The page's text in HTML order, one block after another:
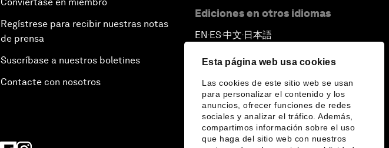
Esta página web usa cookies
Las cookies de este sitio web se usan
para personalizar el contenido y los
anuncios, ofrecer funciones de redes
sociales y analizar el tráfico. Además,
compartimos información sobre el uso
que haga del sitio web con nuestros
Regístrese para recibir nuestras notas
de prensa
Suscríbase a nuestros boletines
Contacte con nosotros
Ediciones en otros idiomas
EN ▪ ES▪中文▪ 日本語